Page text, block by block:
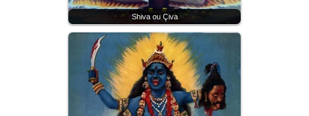
Shiva ou Çiva